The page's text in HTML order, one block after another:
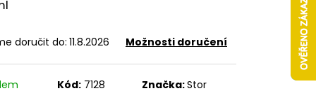
doručit do: 11.8.2026 Možnosti doručení
Kód: 7128 Značka:Stor
Následující